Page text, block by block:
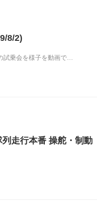
8/2)
試乗会を様子を動画で…
走行本番 操舵・制動